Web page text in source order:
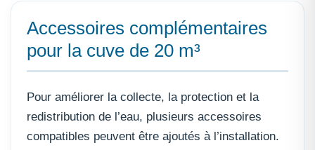
Accessoires complémentaires
pour la cuve de 20 m³
Pour améliorer la collecte, la protection et la
redistribution de l’eau, plusieurs accessoires
compatibles peuvent être ajoutés à l’installation.